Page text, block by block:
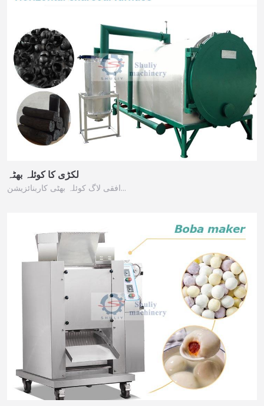
لکڑی کا کوئلہ بھٹہ
افقی لاگ کوئلہ بھٹی کاربنائزیشن…